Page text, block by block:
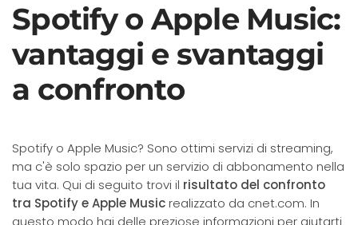
Spotify o Apple Music:
vantaggi e svantaggi
a confronto
Spotify o Apple Music? Sono ottimi servizi di streaming,
ma c'è solo spazio per un servizio di abbonamento nella
tua vita. Qui di seguito trovi il risultato del confronto
tra Spotify e Apple Musicrealizzato da cnet.com. In
questo modo hai delle preziose informazioni per aiutarti